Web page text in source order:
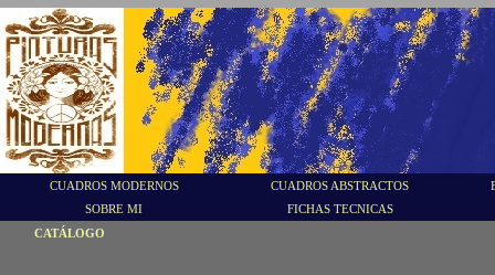
CUADROS MODERNOS CUADROS ABSTRACTOS
SOBRE MI
FICHAS TECNICAS
CATÁLOGO